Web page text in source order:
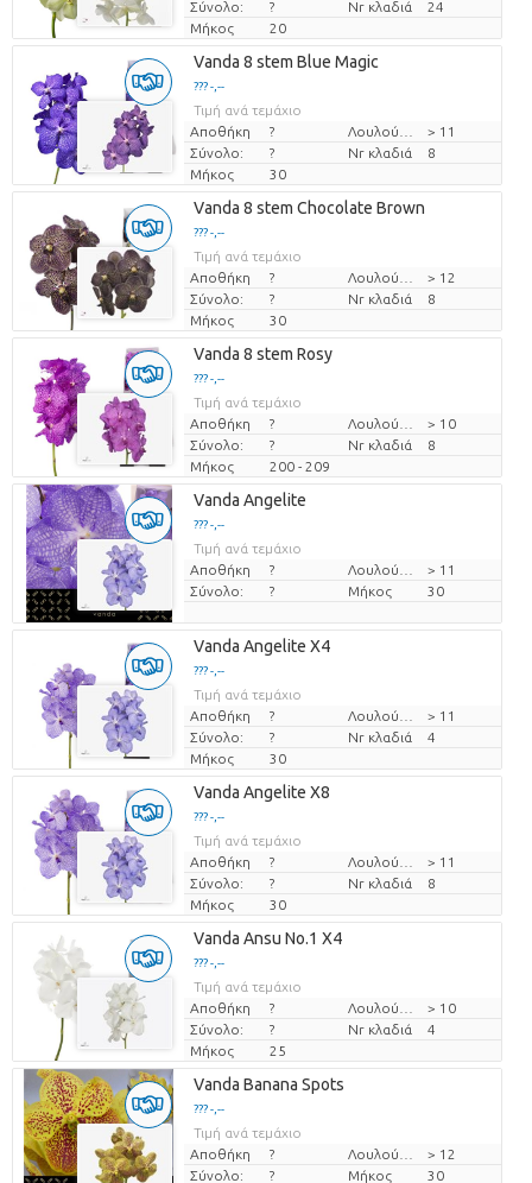
Σύνολο: ? Nr κλαδιά
24
Μήκος
20
Vanda 8 stem Blue Magic
??? -,--
Τιμή ανά τεμάχιο
Αποθήκη
?
> 11
Σύνολο:
? Nr κλαδιά
8
Μήκος
30
Vanda 8 stem Chocolate Brown
??? -,--
Τιμή ανά τεμάχιο
Αποθήκη
?
> 12
Σύνολο:
? Nr κλαδιά
8
Μήκος
30
Vanda 8 stem Rosy
??? -,--
Τιμή ανά τεμάχιο
Αποθήκη
?
> 10
Σύνολο:
? Nr κλαδιά
8
Μήκος
200 - 209
Vanda Angelite
??? -,--
Τιμή ανά τεμάχιο
Αποθήκη
?
> 11
Σύνολο:
? Μήκος 30
Vanda Angelite X4
??? -,--
Τιμή ανά τεμάχιο
Αποθήκη
?
> 11
Σύνολο:
? Nr κλαδιά
4
Μήκος
30
Vanda Angelite X8
??? -,--
Τιμή ανά τεμάχιο
Αποθήκη
?
> 11
Σύνολο:
? Nr κλαδιά
8
Μήκος
30
Vanda Ansu No.1 X4
??? -,--
Τιμή ανά τεμάχιο
Αποθήκη
?
> 10
Σύνολο:
? Nr κλαδιά
4
Μήκος
25
Vanda Banana Spots
??? -,--
Τιμή ανά τεμάχιο
Αποθήκη
?
> 12
Σύνολο:
? Μήκος 30